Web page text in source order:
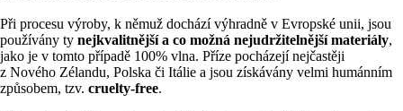
Při procesu výroby, k němuž dochází výhradně v Evropské unii, jsou
používány ty nejkvalitnější a co možná nejudržitelnější materiály,
jako je v tomto případě 100% vlna. Příze pocházejí nejčastěji
z Nového Zélandu, Polska či Itálie a jsou získávány velmi humánním
způsobem, tzv. cruelty-free.